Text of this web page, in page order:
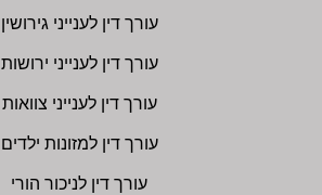
עורך דין לענייני גירושין
עורך דין לענייני ירושות
עורך דין לענייני צוואות
עורך דין למזונות ילדים
עורך דין לניכור הורי